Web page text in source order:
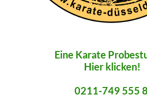
Eine Karate
Hier klicken!
0211-749 555